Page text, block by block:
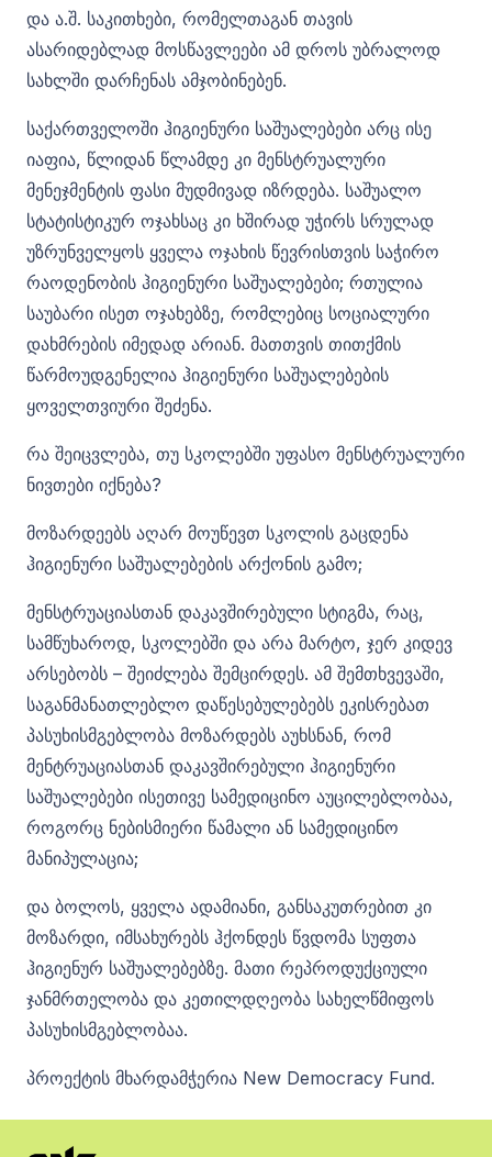
და ა.შ. საკითხები, რომელთაგან თავის
ასარიდებლად მოსწავლეები ამ დროს უბრალოდ
სახლში დარჩენას ამჯობინებენ.
საქართველოში ჰიგიენური საშუალებები არც ისე
იაფია, წლიდან წლამდე კი მენსტრუალური
მენეჯმენტის ფასი მუდმივად იზრდება. საშუალო
სტატისტიკურ ოჯახსაც კი ხშირად უჭირს სრულად
უზრუნველყოს ყველა ოჯახის წევრისთვის საჭირო
რაოდენობის ჰიგიენური საშუალებები; რთულია
საუბარი ისეთ ოჯახებზე, რომლებიც სოციალური
დახმრების იმედად არიან. მათთვის თითქმის
წარმოუდგენელია ჰიგიენური საშუალებების
ყოველთვიური შეძენა.
რა შეიცვლება, თუ სკოლებში უფასო მენსტრუალური
ნივთები იქნება?
მოზარდეებს აღარ მოუწევთ სკოლის გაცდენა
ჰიგიენური საშუალებების არქონის გამო;
მენსტრუაციასთან დაკავშირებული სტიგმა, რაც,
სამწუხაროდ, სკოლებში და არა მარტო, ჯერ კიდევ
არსებობს – შეიძლება შემცირდეს. ამ შემთხვევაში,
საგანმანათლებლო დაწესებულებებს ეკისრებათ
პასუხისმგებლობა მოზარდებს აუხსნან, რომ
მენტრუაციასთან დაკავშირებული ჰიგიენური
საშუალებები ისეთივე სამედიცინო აუცილებლობაა,
როგორც ნებისმიერი წამალი ან სამედიცინო
მანიპულაცია;
და ბოლოს, ყველა ადამიანი, განსაკუთრებით კი
მოზარდი, იმსახურებს ჰქონდეს წვდომა სუფთა
ჰიგიენურ საშუალებებზე. მათი რეპროდუქციული
ჯანმრთელობა და კეთილდღეობა სახელწმიფოს
პასუხისმგებლობაა.
პროექტის მხარდამჭერია New Democracy Fund.